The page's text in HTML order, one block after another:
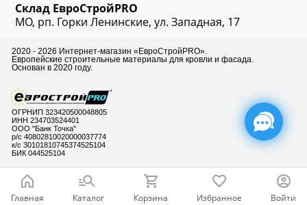
Склад ЕвроСтройPRO
МО, рп. Горки Ленинские, ул. Западная, 17
2020 - 2026 Интернет-магазин «ЕвроСтройPRO».
Европейские строительные материалы для кровли и фасада.
Основан в 2020 году.
ОГРНИП 323420500048805
ИНН 234703524401
ООО "Банк Точка"
р/с 40802810020000037774
к/с 30101810745374525104
БИК 044525104
Главная Каталог Корзина Избранное Войти